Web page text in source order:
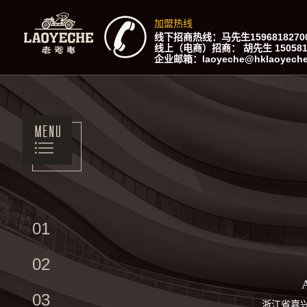
加盟热线
线下招商热线：马先生
线上（电商）招商： 胡先生
企业邮箱：
01
02
03
浙江省嘉